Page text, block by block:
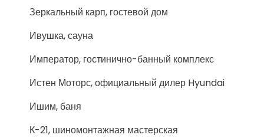
Зеркальный карп, гостевой дом
Ивушка, сауна
Император, гостинично-банный комплекс
Истен Моторс, официальный дилер Hyundai
Ишим, баня
К-21, шиномонтажная мастерская